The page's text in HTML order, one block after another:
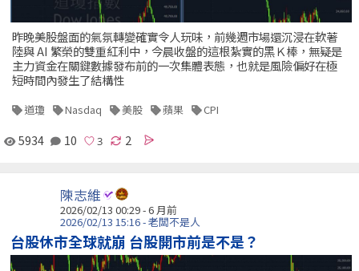
昨晚美股盤面的氣氛轉變確實令人玩味，前幾週市場還沉浸在軟著
陸與 AI 繁榮的雙重紅利中，今晨收盤的這根紮實的黑Ｋ棒，無疑是
主力資金在關鍵數據發布前的一次集體表態，也就是風險偏好在極
短時間內發生了結構性
道瓊 Nasdaq 美股 蘋果 CPI
5934 10 2
陳志維
2026/02/13 00:29 - 6 月前
2026/02/13 15:16 - 老闆不是人
台股休市全球就崩 台股開市前是不是？